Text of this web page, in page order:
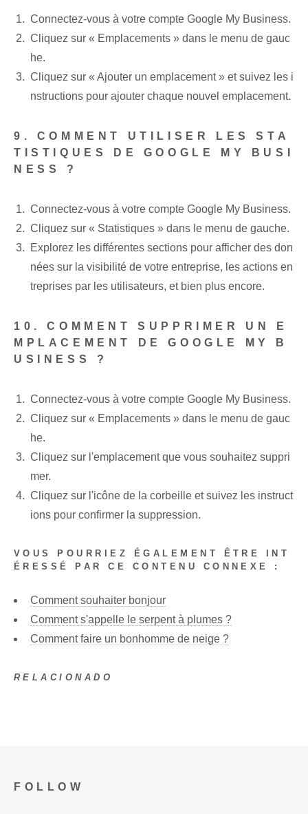
Connectez-vous à votre compte Google My Business.
Cliquez sur « Emplacements » dans le menu de gauc
he.
Cliquez sur « Ajouter un emplacement » et suivez les i
nstructions pour ajouter chaque nouvel emplacement.
9. COMMENT UTILISER LES STA
TISTIQUES DE GOOGLE MY BUSI
NESS ?
Connectez-vous à votre compte Google My Business.
Cliquez sur « Statistiques » dans le menu de gauche.
Explorez les différentes sections pour afficher des don
nées sur la visibilité de votre entreprise, les actions en
treprises par les utilisateurs, et bien plus encore.
10. COMMENT SUPPRIMER UN E
MPLACEMENT DE GOOGLE MY B
USINESS ?
Connectez-vous à votre compte Google My Business.
Cliquez sur « Emplacements » dans le menu de gauc
he.
Cliquez sur l'emplacement que vous souhaitez suppri
mer.
Cliquez sur l'icône de la corbeille et suivez les instruct
ions pour confirmer la suppression.
VOUS POURRIEZ ÉGALEMENT ÊTRE INT
ÉRESSÉ PAR CE CONTENU CONNEXE :
Comment souhaiter bonjour
Comment s'appelle le serpent à plumes ?
Comment faire un bonhomme de neige ?
RELACIONADO
FOLLOW